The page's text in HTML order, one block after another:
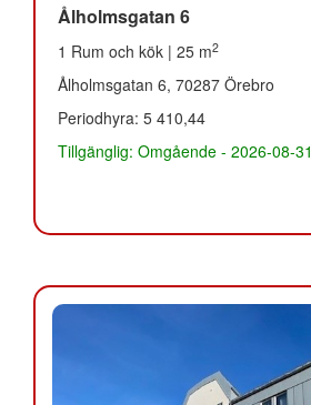
Ålholmsgatan 6
1 Rum och kök | 25 m2
Ålholmsgatan 6, 70287 Örebro
Periodhyra: 5 410,44
Tillgänglig: Omgående - 2026-08-31